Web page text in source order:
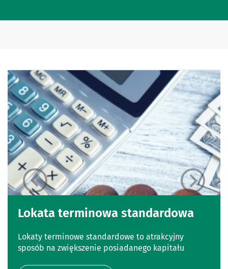
Lokata terminowa standardowa
Lokaty terminowe standardowe to atrakcyjny
sposób na zwiększenie posiadanego kapitału